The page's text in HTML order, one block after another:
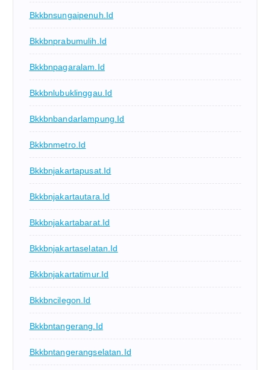
Bkkbnsungaipenuh.id
Bkkbnprabumulih.id
Bkkbnpagaralam.id
Bkkbnlubuklinggau.id
Bkkbnbandarlampung.id
Bkkbnmetro.id
Bkkbnjakartapusat.id
Bkkbnjakartautara.id
Bkkbnjakartabarat.id
Bkkbnjakartaselatan.id
Bkkbnjakartatimur.id
Bkkbncilegon.id
Bkkbntangerang.id
Bkkbntangerangselatan.id